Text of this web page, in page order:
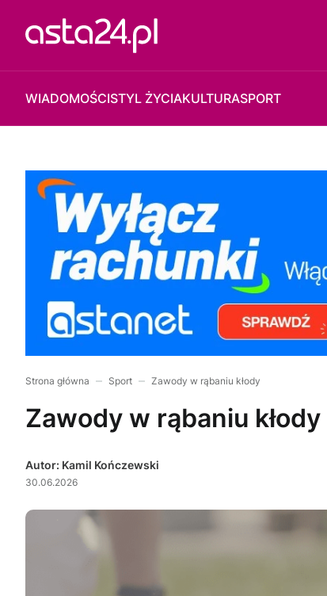
WIADOMOŚCISTYL ŻYCIAKULTURASPORT
Strona główna Sport Zawody w rąbaniu kłody
Zawody w rąbaniu kłody
Autor: Kamil Kończewski
30.06.2026